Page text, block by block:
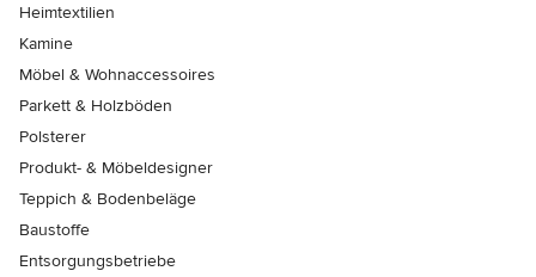
Heimtextilien
Kamine
Möbel & Wohnaccessoires
Parkett & Holzböden
Polsterer
Produkt- & Möbeldesigner
Teppich & Bodenbeläge
Baustoffe
Entsorgungsbetriebe